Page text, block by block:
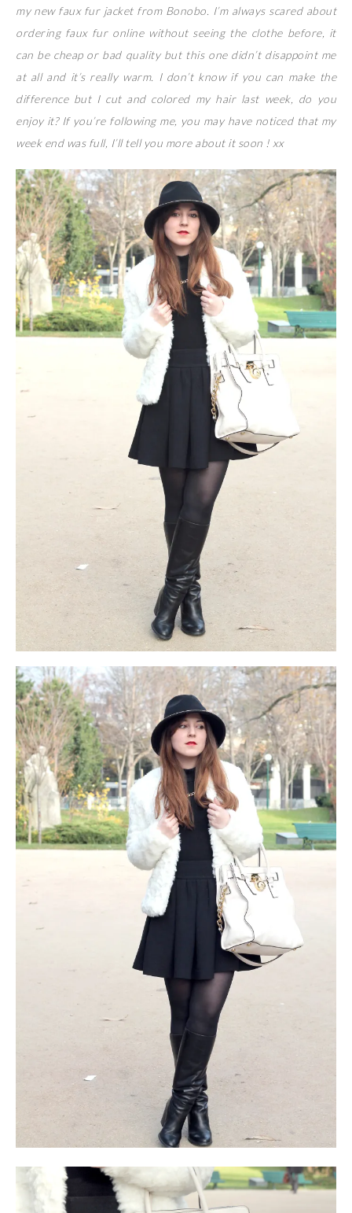
my new faux fur jacket from Bonobo. I’m always scared about
ordering faux fur online without seeing the clothe before, it
can be cheap or bad quality but this one didn’t disappoint me
at all and it’s really warm. I don’t know if you can make the
difference but I cut and colored my hair last week, do you
enjoy it? If you’re following me, you may have noticed that my
week end was full, I’ll tell you more about it soon ! xx